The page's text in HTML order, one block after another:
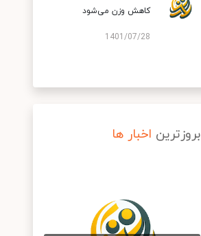
کاهش وزن می‌شود
1401/07/28
بروزترین اخبار ها